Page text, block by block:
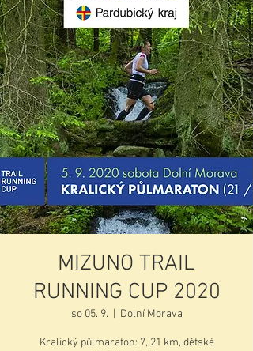
MIZUNO TRAIL
RUNNING CUP 2020
so 05. 9. Dolní Morava
Kralický půlmaraton: 7, 21 km, dětské